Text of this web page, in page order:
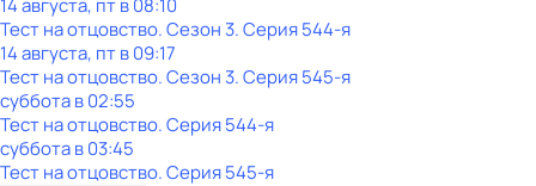
14 августа, пт в 08:10
Тест на отцовство. Сезон 3. Серия 544-я
14 августа, пт в 09:17
Тест на отцовство. Сезон 3. Серия 545-я
субботав02:55
Тест на отцовство. Серия 544-я
субботав03:45
Тест на отцовство. Серия 545-я